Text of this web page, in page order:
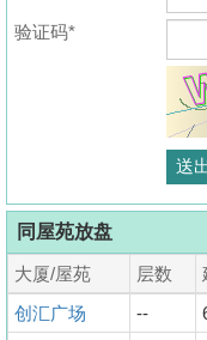
验证码*
同屋苑放盘
大厦/屋苑 层数
创汇广场
--